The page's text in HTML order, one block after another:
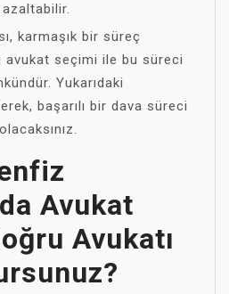
karmaşık bir süreç
avukat seçimi ile bu süreci
Yukarıdaki
başarılı bir dava süreci
Avukat
Avukatı